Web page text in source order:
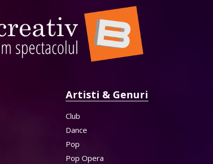
Artisti & Genuri
Club
Dance
Pop
Pop Opera